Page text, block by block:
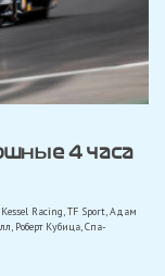
4 часа
Kessel Racing,TF Sport,Адам
, Роберт Кубица,Спа-